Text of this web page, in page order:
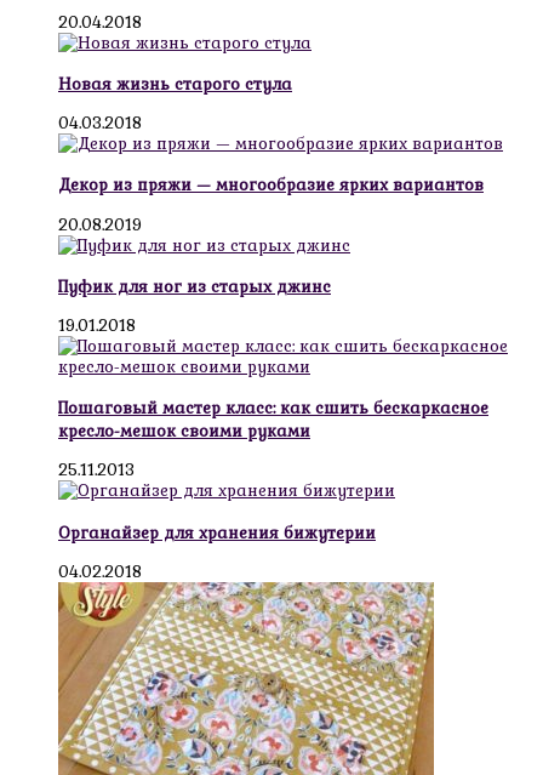
20.04.2018
Новая жизнь старого стула
04.03.2018
Декор из пряжи — многообразие ярких вариантов
20.08.2019
Пуфик для ног из старых джинс
19.01.2018
Пошаговый мастер класс: как сшить бескаркасное
кресло-мешок своими руками
25.11.2013
Органайзер для хранения бижутерии
04.02.2018